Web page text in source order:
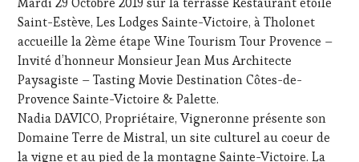
MOVIE ,
VIGNOBLES
WINE
TASTING
VOUCHER,
WINE
TOURISM
WINE
PARTENAIRES
PRODUCTEURS
TERROIR,
PROVENCE,
SAINTE-
VICTOIRE
2019
Saint-Estève, Les Lodges Sainte-Victoire, à Tholonet
accueille la 2ème étape Wine Tourism Tour Provence –
Invité d’honneur Monsieur Jean Mus Architecte
Paysagiste – Tasting Movie Destination Côtes-de-
Provence Sainte-Victoire & Palette.
Nadia DAVICO, Propriétaire, Vigneronne présente son
Domaine Terre de Mistral, un site culturel au coeur de
la vigne et au pied de la montagne Sainte-Victoire. La